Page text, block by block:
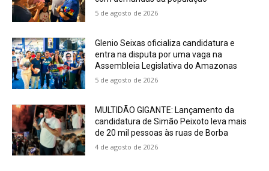
5 de agosto de 2026
Glenio Seixas oficializa candidatura e
entra na disputa por uma vaga na
Assembleia Legislativa do Amazonas
5 de agosto de 2026
MULTIDÃO GIGANTE: Lançamento da
candidatura de Simão Peixoto leva mais
de 20 mil pessoas às ruas de Borba
4 de agosto de 2026